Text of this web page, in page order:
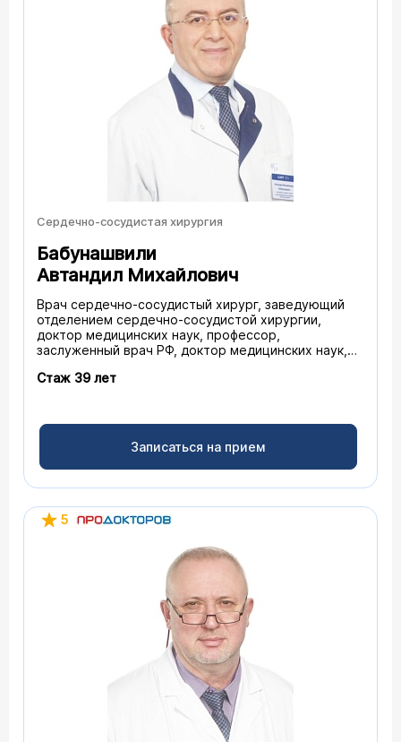
Сердечно-сосудистая хирургия
Бабунашвили
Автандил Михайлович
Врач сердечно-сосудистый хирург, заведующий
отделением сердечно-сосудистой хирургии,
доктор медицинских наук, профессор,
заслуженный врач РФ, доктор медицинских наук,
Стаж 39 лет
Записаться на прием
5